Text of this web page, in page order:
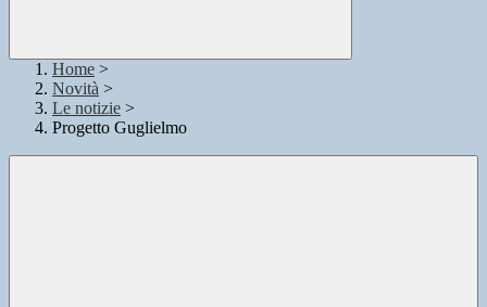
Home >
Novità >
Le notizie >
Progetto Guglielmo